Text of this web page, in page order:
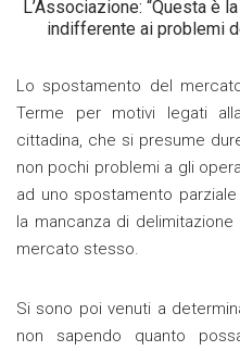
L’Associazione: “Questa è
indifferente ai problemi
Lo spostamento del
Terme per motivi legati
cittadina, che si presume
non pochi problemi a gli
ad uno spostamento
la mancanza di
mercato stesso.
Si sono poi venuti a
non sapendo quanto